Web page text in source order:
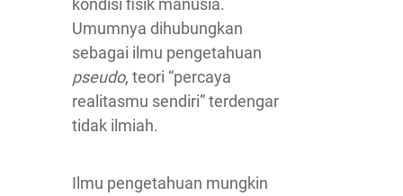
kondisi fisik manusia.
Umumnya dihubungkan
sebagai ilmu pengetahuan
pseudo, teori “percaya
realitasmu sendiri” terdengar
tidak ilmiah.
Ilmu pengetahuan mungkin